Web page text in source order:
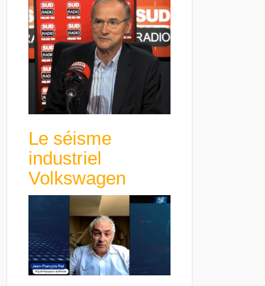
Euro numérique : la BCE
avance avec un frein à main !
Le séisme
industriel
Volkswagen